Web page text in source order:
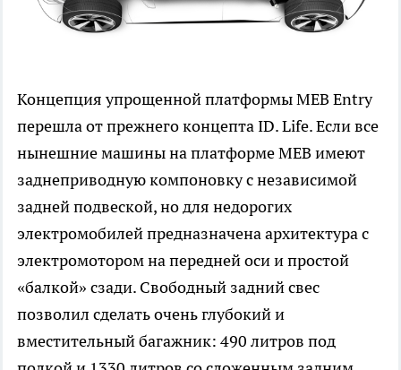
Концепция упрощенной платформы MEB Entry
перешла от прежнего концепта ID. Life. Если все
нынешние машины на платформе MEB имеют
заднеприводную компоновку с независимой
задней подвеской, но для недорогих
электромобилей предназначена архитектура с
электромотором на передней оси и простой
«балкой» сзади. Свободный задний свес
позволил сделать очень глубокий и
вместительный багажник: 490 литров под